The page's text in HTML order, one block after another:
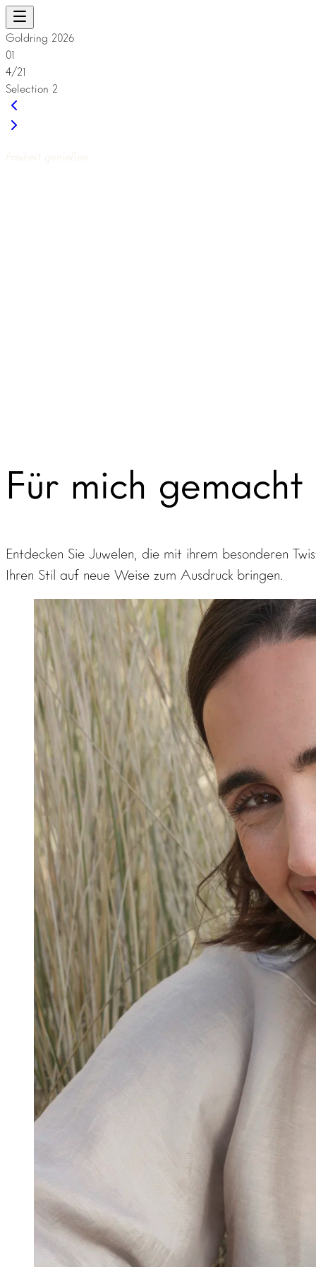
Goldring 2026
01
4/21
Selection 2
Freiheit genießen
Für mich gemacht
Entdecken Sie Juwelen, die mit ihrem besonderen
Ihren Stil auf neue Weise zum Ausdruck bringen.